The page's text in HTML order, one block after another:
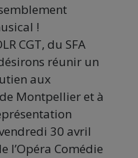
!
CGT, du SFA
réunir un
aux
Montpellier et à
30 avril
l’Opéra Comédie